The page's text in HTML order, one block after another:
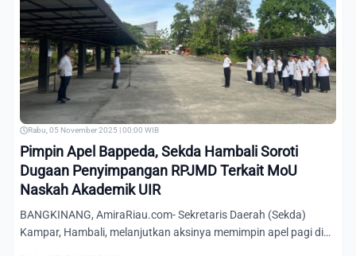
Rabu, 05 November 2025 | 00:00 WIB
Pimpin Apel Bappeda, Sekda Hambali Soroti
Dugaan Penyimpangan RPJMD Terkait MoU
Naskah Akademik UIR
BANGKINANG, AmiraRiau.com- Sekretaris Daerah (Sekda)
Kampar, Hambali, melanjutkan aksinya memimpin apel pagi di